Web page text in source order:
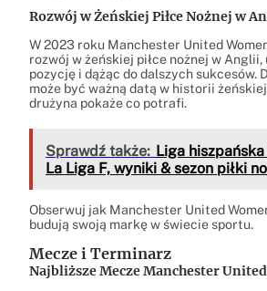
Rozwój w Żeńskiej Piłce Nożnej w
W 2023 roku Manchester United
rozwój w żeńskiej piłce nożnej w
pozycję i dążąc do dalszych sukcesów.
może być ważną datą w historii
drużyna pokaże co potrafi.
Sprawdź także: Liga
La Liga F, wyniki & sezon piłki
Obserwuj jak Manchester United
budują swoją markę w świecie sportu.
Mecze i Terminarz
Najbliższe Mecze Manchester